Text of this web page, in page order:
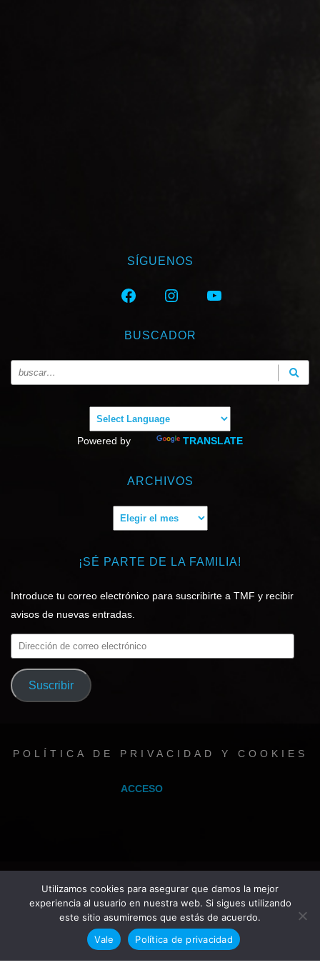
SÍGUENOS
FACEBOOKINSTAGRAMYOUTUBE
BUSCADOR
Powered by TRANSLATE
ARCHIVOS
Archivos
¡SÉ PARTE DE LA FAMILIA!
Introduce tu correo electrónico para suscribirte a TMF y recibir
avisos de nuevas entradas.
Dirección
de
correo
electrónico
Suscribir
POLÍTICA DE PRIVACIDAD Y COOKIES
ACCESO
Utilizamos cookies para asegurar que damos la mejor
experiencia al usuario en nuestra web. Si sigues utilizando
este sitio asumiremos que estás de acuerdo.
Vale
Política de privacidad